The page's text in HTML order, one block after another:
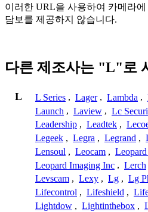
이러한 URL을 사용하여 카메라
담보를 제공하지 않습니다.
다른 제조사는 "L"로
L L Series , Lager , Lambda ,
Launch , Laview , Lc
Leadership , Leadtek ,
Legeek , Legra , Legrand ,
Lensoul , Leocam ,
Leopard Imaging Inc , Lerch
Levscam , Lexy , Lg , Lg
Lifecontrol , Lifeshield ,
Lightdow , Lightinthebox ,